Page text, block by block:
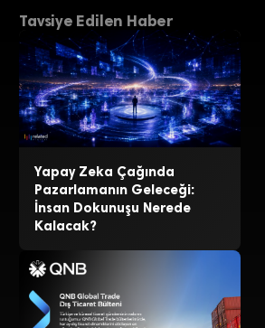
Tavsiye Edilen Haber
Yapay Zeka Çağında
Pazarlamanın Geleceği:
İnsan Dokunuşu Nerede
Kalacak?